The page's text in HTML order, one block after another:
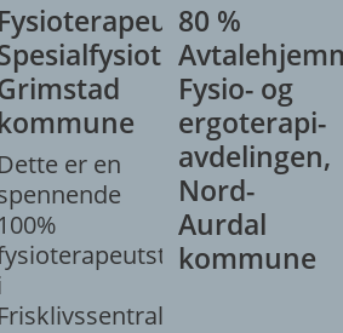
Fysioterapeut/
kommune
Dette er en
100%
Frisklivssentralen.
80 %
Fysio- og
ergoterapi-
avdelingen,
Nord-
Aurdal
kommune